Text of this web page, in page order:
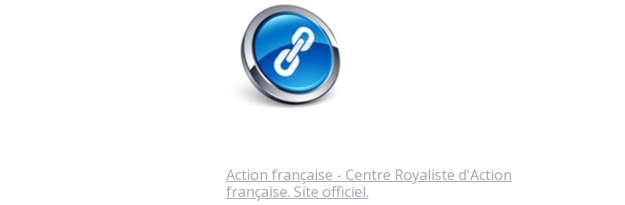
Action française - Centre Royaliste d'Action
française. Site officiel.